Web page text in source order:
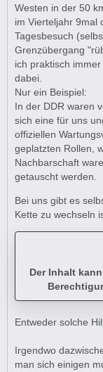
Westen in der 50
im Vierteljahr 9mal
Tagesbesuch
Grenzübergang
ich praktisch
dabei.
Nur ein Beispiel:
In der DDR waren
sich eine für uns
offiziellen
geplatzten Rollen,
Nachbarschaft
getauscht werden.
Bei uns gibt es
Kette zu wechseln
Der Inhalt
Entweder solche
Irgendwo
man sich einigen